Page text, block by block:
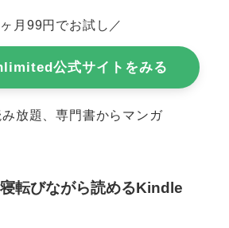
月99円でお試し／
公式サイトをみる
放題、専門書からマンガ
寝転びながら読めるKindle